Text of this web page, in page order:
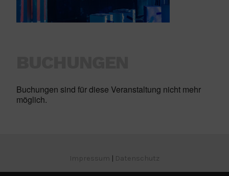
Buchungen sind für diese Veranstaltung nicht mehr
möglich.
Impressum | Datenschutz